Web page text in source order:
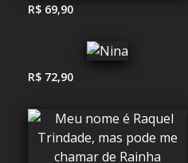
R$ 69,90
R$ 72,90